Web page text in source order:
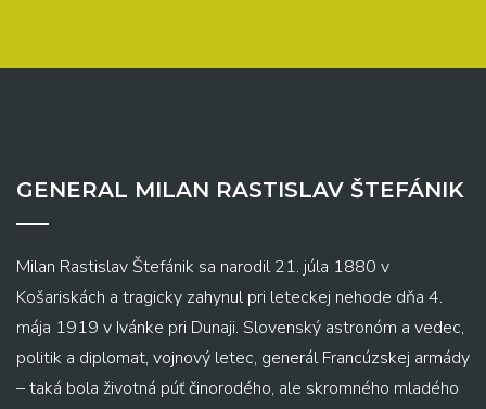
GENERAL MILAN RASTISLAV ŠTEFÁNIK
Milan Rastislav Štefánik sa narodil 21. júla 1880 v
Košariskách a tragicky zahynul pri leteckej nehode dňa 4.
mája 1919 v Ivánke pri Dunaji. Slovenský astronóm a vedec,
politik a diplomat, vojnový letec, generál Francúzskej armády
– taká bola životná púť činorodého, ale skromného mladého